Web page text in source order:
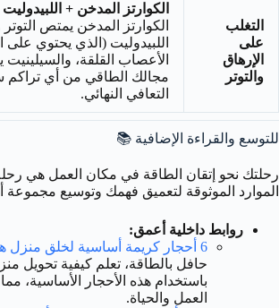
التغلب
على
الإرهاق
والتوتر
الكوارتز المدخن +
الكوارتز المدخن يمتص التوتر
اللبيدوليت (الذي يحتوي على
الأعصاب القلقة،
مجالك الطاقي من أي تراكم
التعافي النهائي.
للتوسع والقراءة الإضافية 📚
رحلتك نحو إتقان الطاقة في مكان العمل هي
الموارد الموثوقة لتعميق فهمك وتوسيع مجموعة
روابط داخلية أعمق:
6 أحجار كريمة أساسية لخلق منزل هادئ
حافل بالطاقة، تعلم كيفية تحويل
باستخدام هذه الأحجار الأساسية، مما
العمل والحياة.